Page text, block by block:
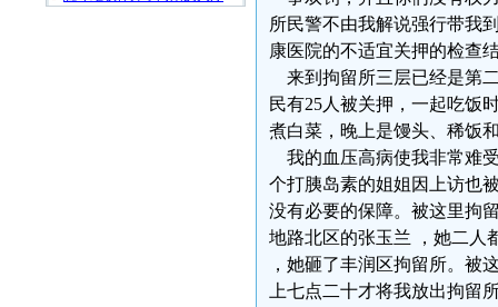
所民警不由我解说强行带我
康医院的不适宜关押的检查
来到拘留所三层已经是第
民有25人被关押，一起吃饭
煮白菜，晚上是馒头、稀饭
我的血压高病使我非常难
个打胰岛素的姐姐因上访也
没有必要的保障。被这里拘
地路北区的张玉兰 ，她二人
，她砸了丰润区拘留所。被
上七点二十才将我放出拘留